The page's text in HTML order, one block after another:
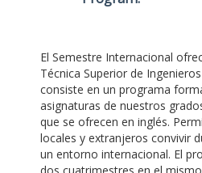
El Semestre Internacional
Técnica Superior de
consiste en un programa
asignaturas de nuestros
que se ofrecen en inglés.
locales y extranjeros convivir
un entorno internacional. El